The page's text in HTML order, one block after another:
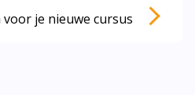
je nieuwe cursus